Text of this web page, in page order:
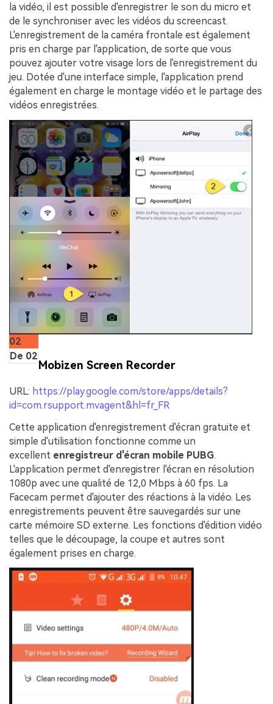
la vidéo, il est possible d'enregistrer le son du micro et
de le synchroniser avec les vidéos du screencast.
L'enregistrement de la caméra frontale est également
pris en charge par l'application, de sorte que vous
pouvez ajouter votre visage lors de l'enregistrement du
jeu. Dotée d'une interface simple, l'application prend
également en charge le montage vidéo et le partage des
vidéos enregistrées.
02
De 02
Mobizen Screen Recorder
URL: https://play.google.com/store/apps/details?
id=com.rsupport.mvagent&hl=fr_FR
Cette application d'enregistrement d'écran gratuite et
simple d'utilisation fonctionne comme un
excellent enregistreur d'écran mobile PUBG.
L'application permet d'enregistrer l'écran en résolution
1080p avec une qualité de 12,0 Mbps à 60 fps. La
Facecam permet d'ajouter des réactions à la vidéo. Les
enregistrements peuvent être sauvegardés sur une
carte mémoire SD externe. Les fonctions d'édition vidéo
telles que le découpage, la coupe et autres sont
également prises en charge.